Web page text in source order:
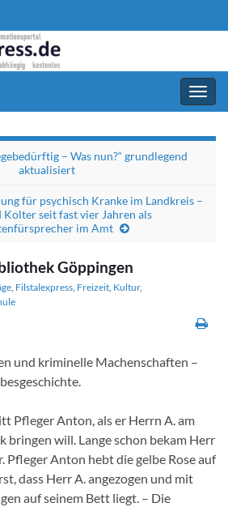
– Was nun?“ grundlegend
aktualisiert
für psychisch Kranke im Landkreis –
Kolter seit fast vier Jahren als
im Amt
Göppingen
, Filstalexpress, Freizeit, Kultur,
und kriminelle Machenschaften –
Pfleger Anton, als er Herrn A. am
bringen will. Lange schon bekam Herr
Pfleger Anton hebt die gelbe Rose auf
dass Herr A. angezogen und mit
auf seinem Bett liegt. – Die